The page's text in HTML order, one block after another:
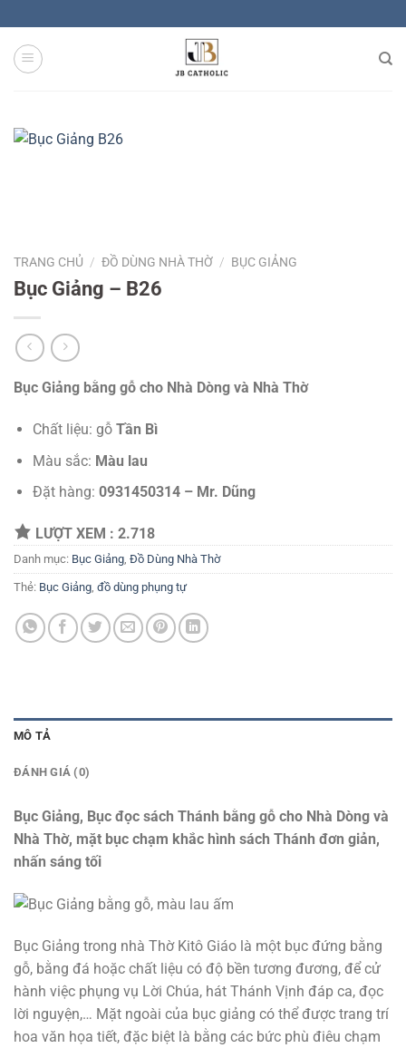
to
content
TRANG CHỦ / ĐỒ DÙNG NHÀ THỜ / BỤC GIẢNG
Bục Giảng – B26
Bục Giảng bằng gỗ cho Nhà Dòng và Nhà Thờ
Chất liệu: gỗ Tần Bì
Màu sắc: Màu lau
Đặt hàng: 0931450314 – Mr. Dũng
LƯỢT XEM : 2.718
Danh mục: Bục Giảng, Đồ Dùng Nhà Thờ
Thẻ: Bục Giảng, đồ dùng phụng tự
MÔ TẢ
ĐÁNH GIÁ (0)
Bục Giảng, Bục đọc sách Thánh bằng gỗ cho Nhà Dòng và
Nhà Thờ, mặt bục chạm khắc hình sách Thánh đơn giản,
nhấn sáng tối
Bục Giảng trong nhà Thờ Kitô Giáo là một bục đứng bằng
gỗ, bằng đá hoặc chất liệu có độ bền tương đương, để cử
hành việc phụng vụ Lời Chúa, hát Thánh Vịnh đáp ca, đọc
lời nguyện,… Mặt ngoài của bục giảng có thể được trang trí
hoa văn họa tiết, đặc biệt là bằng các bức phù điêu chạm